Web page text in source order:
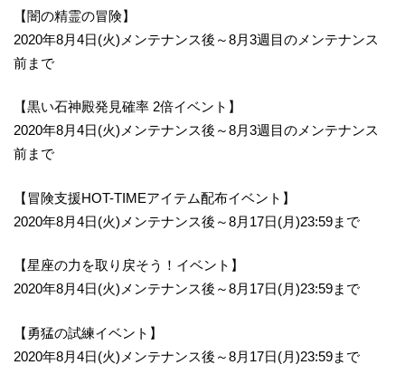
【闇の精霊の冒険】
2020年8月4日(火)メンテナンス後～8月3週目のメンテナンス
前まで
【黒い石神殿発見確率 2倍イベント】
2020年8月4日(火)メンテナンス後～8月3週目のメンテナンス
前まで
【冒険支援HOT-TIMEアイテム配布イベント】
2020年8月4日(火)メンテナンス後～8月17日(月)23:59まで
【星座の力を取り戻そう！イベント】
2020年8月4日(火)メンテナンス後～8月17日(月)23:59まで
【勇猛の試練イベント】
2020年8月4日(火)メンテナンス後～8月17日(月)23:59まで